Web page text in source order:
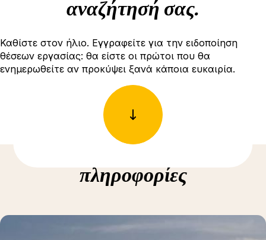
αναζήτησή σας.
Καθίστε στον ήλιο. Εγγραφείτε για την ειδοποίηση
θέσεων εργασίας: θα είστε οι πρώτοι που θα
ενημερωθείτε αν προκύψει ξανά κάποια ευκαιρία.
πληροφορίες